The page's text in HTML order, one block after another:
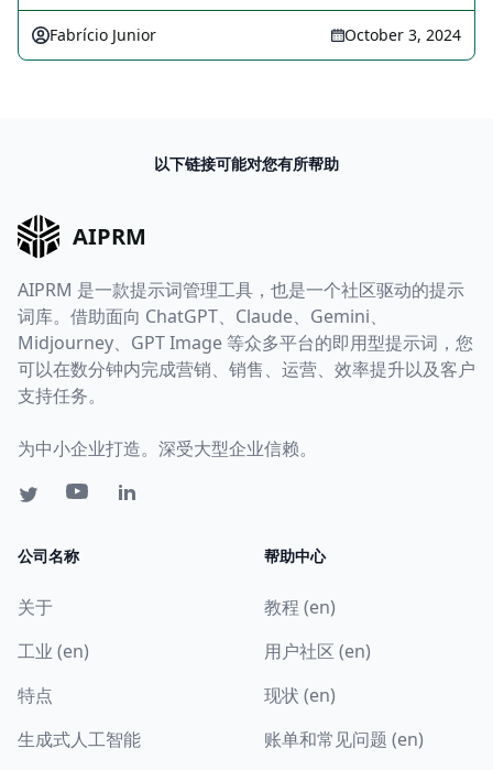
Fabrício Junior October 3, 2024
以下链接可能对您有所帮助
AIPRM
AIPRM 是一款提示词管理工具，也是一个社区驱动的提示
词库。借助面向 ChatGPT、Claude、Gemini、
Midjourney、GPT Image 等众多平台的即用型提示词，您
可以在数分钟内完成营销、销售、运营、效率提升以及客户
支持任务。
为中小企业打造。深受大型企业信赖。
公司名称
关于
工业 (en)
特点
生成式人工智能
帮助中心
教程 (en)
用户社区 (en)
现状 (en)
账单和常见问题 (en)